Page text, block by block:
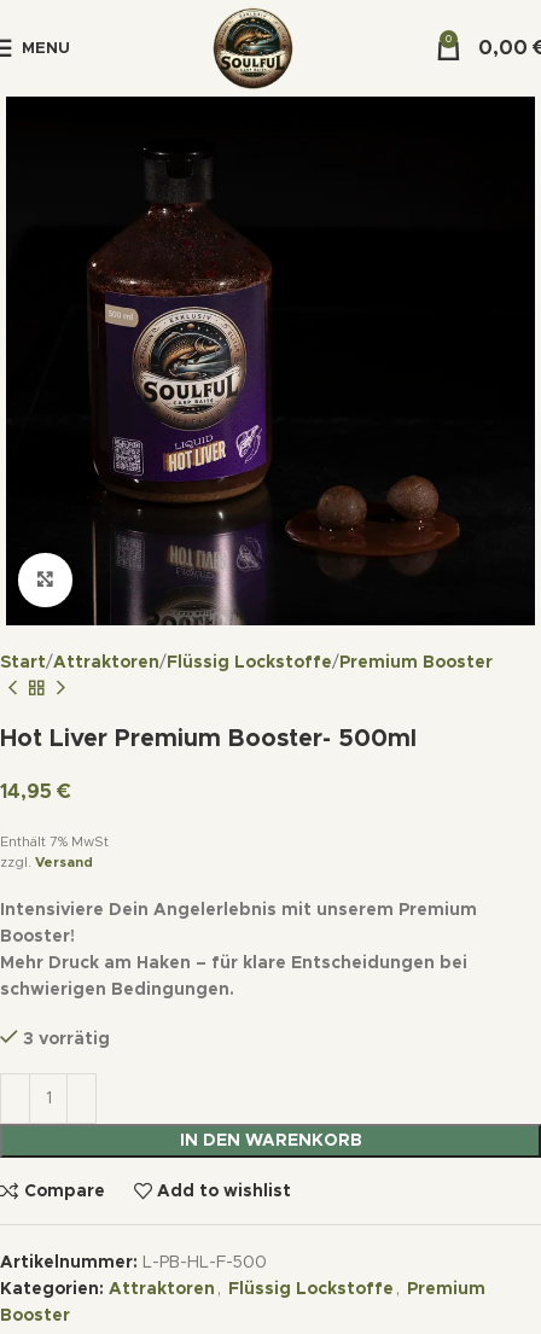
MENU
0 0,00
Click to enlarge
Start Attraktoren Flüssig Lockstoffe Premium Booster
Hot Liver Premium Booster- 500ml
14,95 €
Enthält 7% MwSt
zzgl. Versand
Intensiviere Dein Angelerlebnis mit unserem Premium
Booster!
Mehr Druck am Haken – für klare Entscheidungen bei
schwierigen Bedingungen.
3 vorrätig
IN DEN WARENKORB
Compare Add to wishlist
Artikelnummer: L-PB-HL-F-500
Kategorien: Attraktoren , Flüssig Lockstoffe ,
Premium
Booster